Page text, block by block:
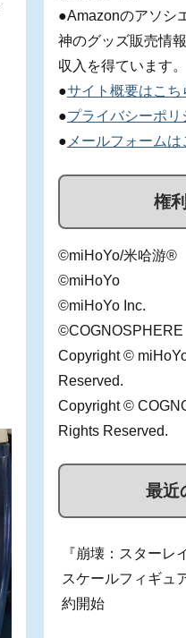
●Amazonのアソシ
神のグッズ販売情
収入を得ています。
●サイト概要はこち
●プライバシーポリ
● メールフォームは
権
©miHoYo/米哈游®
©miHoYo
©miHoYo Inc.
©COGNOSPHERE
Copyright ©
Reserved.
Copyright ©
Rights Reserved.
最近
『崩壊：スターレ
スケールフィギュ
約開始